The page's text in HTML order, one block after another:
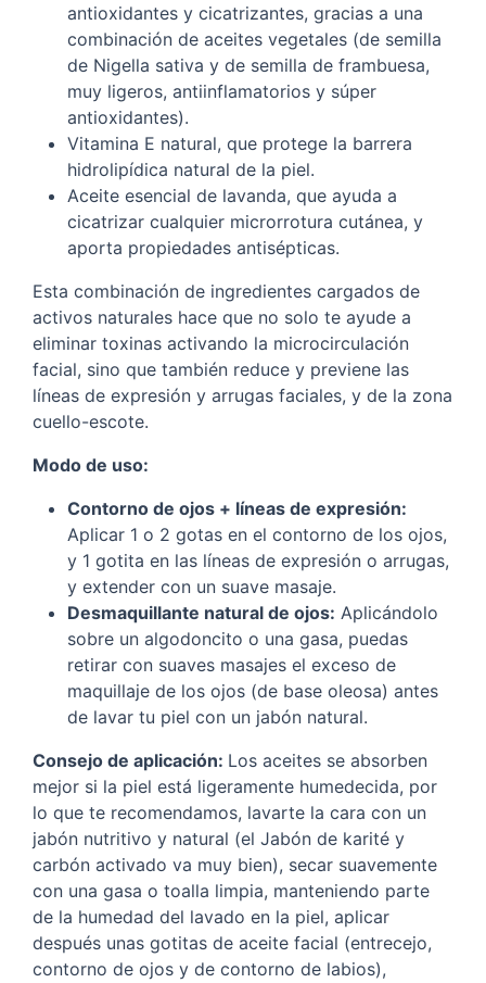
antioxidantes y cicatrizantes, gracias a una
combinación de aceites vegetales (de semilla
de Nigella sativa y de semilla de frambuesa,
muy ligeros, antiinflamatorios y súper
antioxidantes).
Vitamina E natural, que protege la barrera
hidrolipídica natural de la piel.
Aceite esencial de lavanda, que ayuda a
cicatrizar cualquier microrrotura cutánea, y
aporta propiedades antisépticas.
Esta combinación de ingredientes cargados de
activos naturales hace que no solo te ayude a
eliminar toxinas activando la microcirculación
facial, sino que también reduce y previene las
líneas de expresión y arrugas faciales, y de la zona
cuello-escote.
Modo de uso:
Contorno de ojos + líneas de expresión:
Aplicar 1 o 2 gotas en el contorno de los ojos,
y 1 gotita en las líneas de expresión o arrugas,
y extender con un suave masaje.
Desmaquillante natural de ojos: Aplicándolo
sobre un algodoncito o una gasa, puedas
retirar con suaves masajes el exceso de
maquillaje de los ojos (de base oleosa) antes
de lavar tu piel con un jabón natural.
Consejo de aplicación: Los aceites se absorben
mejor si la piel está ligeramente humedecida, por
lo que te recomendamos, lavarte la cara con un
jabón nutritivo y natural (el Jabón de karité y
carbón activado va muy bien), secar suavemente
con una gasa o toalla limpia, manteniendo parte
de la humedad del lavado en la piel, aplicar
después unas gotitas de aceite facial (entrecejo,
contorno de ojos y de contorno de labios),